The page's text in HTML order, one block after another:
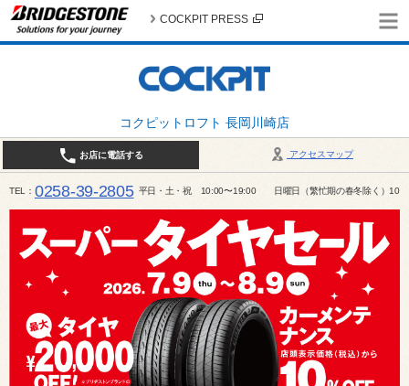
コクピットロフト 長岡川崎店
COCKPIT PRESS
アクセスマップ
お店に電話する
TEL 0258-39-2805 平日・土・祝 10:00〜19:00 日曜日（繁忙期の春冬除く）